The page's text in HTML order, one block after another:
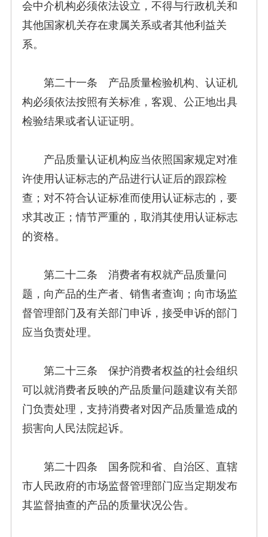
会中介机构必须依法设立，不得与行政机关和
其他国家机关存在隶属关系或者其他利益关
系。
第二十一条 产品质量检验机构、认证机
构必须依法按照有关标准，客观、公正地出具
检验结果或者认证证明。
产品质量认证机构应当依照国家规定对准
许使用认证标志的产品进行认证后的跟踪检
查；对不符合认证标准而使用认证标志的，要
求其改正；情节严重的，取消其使用认证标志
的资格。
第二十二条 消费者有权就产品质量问
题，向产品的生产者、销售者查询；向市场监
督管理部门及有关部门申诉，接受申诉的部门
应当负责处理。
第二十三条 保护消费者权益的社会组织
可以就消费者反映的产品质量问题建议有关部
门负责处理，支持消费者对因产品质量造成的
损害向人民法院起诉。
第二十四条 国务院和省、自治区、直辖
市人民政府的市场监督管理部门应当定期发布
其监督抽查的产品的质量状况公告。